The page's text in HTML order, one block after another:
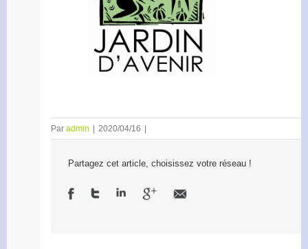
Par admin 2020/04/16
Partagez cet article, choisissez votre réseau !